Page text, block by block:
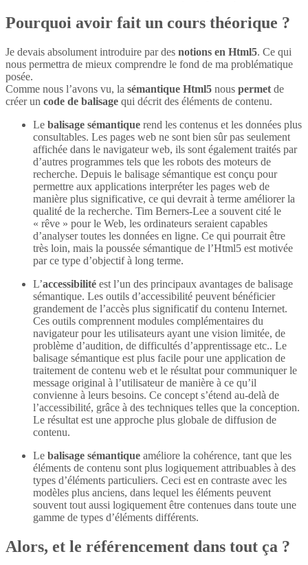
Pourquoi avoir fait un cours théorique ?
Je devais absolument introduire par des notions en Html5. Ce qui
nous permettra de mieux comprendre le fond de ma problématique
posée.
Comme nous l’avons vu, la sémantique Html5 nous permet de
créer un code de balisage qui décrit des éléments de contenu.
Le balisage sémantique rend les contenus et les données plus
consultables. Les pages web ne sont bien sûr pas seulement
affichée dans le navigateur web, ils sont également traités par
d’autres programmes tels que les robots des moteurs de
recherche. Depuis le balisage sémantique est conçu pour
permettre aux applications interpréter les pages web de
manière plus significative, ce qui devrait à terme améliorer la
qualité de la recherche. Tim Berners-Lee a souvent cité le
« rêve » pour le Web, les ordinateurs seraient capables
d’analyser toutes les données en ligne. Ce qui pourrait être
très loin, mais la poussée sémantique de l’Html5 est motivée
par ce type d’objectif à long terme.
L’accessibilité est l’un des principaux avantages de balisage
sémantique. Les outils d’accessibilité peuvent bénéficier
grandement de l’accès plus significatif du contenu Internet.
Ces outils comprennent modules complémentaires du
navigateur pour les utilisateurs ayant une vision limitée, de
problème d’audition, de difficultés d’apprentissage etc.. Le
balisage sémantique est plus facile pour une application de
traitement de contenu web et le résultat pour communiquer le
message original à l’utilisateur de manière à ce qu’il
convienne à leurs besoins. Ce concept s’étend au-delà de
l’accessibilité, grâce à des techniques telles que la conception.
Le résultat est une approche plus globale de diffusion de
contenu.
Le balisage sémantique améliore la cohérence, tant que les
éléments de contenu sont plus logiquement attribuables à des
types d’éléments particuliers. Ceci est en contraste avec les
modèles plus anciens, dans lequel les éléments peuvent
souvent tout aussi logiquement être contenues dans toute une
gamme de types d’éléments différents.
Alors, et le référencement dans tout ça ?